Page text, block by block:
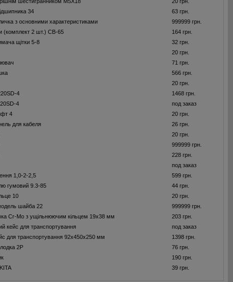
34
63 грн.
з основними характеристиками
999999 грн.
(комплект 2 шт.) CB-65
164 грн.
щітки 5-8
32 грн.
20 грн.
71 грн.
566 грн.
20 грн.
4
1468 грн.
4
под заказ
4
20 грн.
для кабеля
26 грн.
20 грн.
999999 грн.
228 грн.
под заказ
1,0-2-2,5
599 грн.
гумовий 9.3-85
44 грн.
10
20 грн.
шайба 22
999999 грн.
Cr-Mo з ущiльнюючим кiльцем 19х38 мм
203 грн.
кейс для транспортування
под заказ
для транспортування 92х450х250 мм
1398 грн.
2P
76 грн.
190 грн.
39 грн.